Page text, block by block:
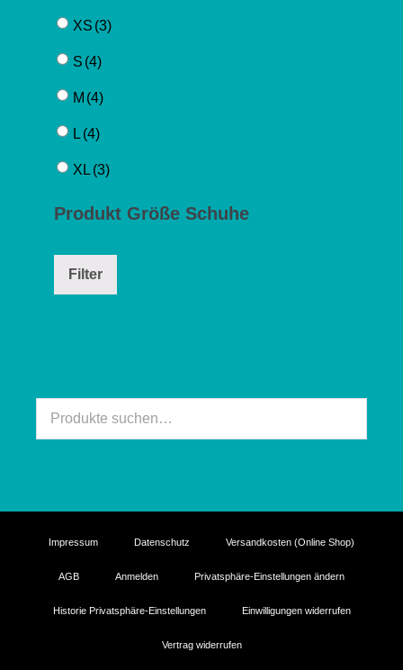
XS (3)
S (4)
M (4)
L (4)
XL (3)
Produkt Größe Schuhe
Filter
Suche
Impressum Datenschutz Versandkosten (Online Shop)
AGB Anmelden Privatsphäre-Einstellungen ändern
Historie Privatsphäre-Einstellungen Einwilligungen widerrufen
Vertrag widerrufen